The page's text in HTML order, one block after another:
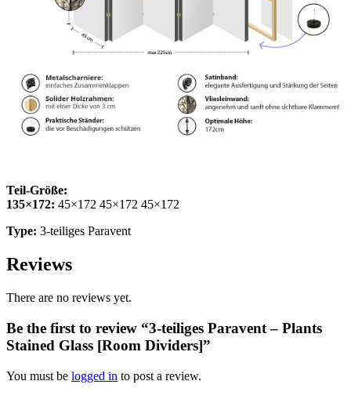
Teil-Größe:
135×172: 45×172 45×172 45×172
Type: 3-teiliges Paravent
Reviews
There are no reviews yet.
Be the first to review “3-teiliges Paravent – Plants
Stained Glass [Room Dividers]”
You must be logged in to post a review.